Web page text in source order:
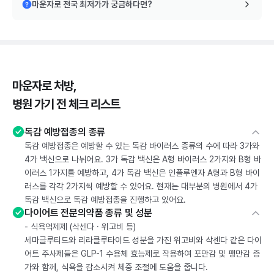
마운자로 전국 최저가가 궁금하다면?
마운자로 처방,
병원 가기 전 체크 리스트
독감 예방접종의 종류
독감 예방접종은 예방할 수 있는 독감 바이러스 종류의 수에 따라 3가와
4가 백신으로 나뉘어요. 3가 독감 백신은 A형 바이러스 2가지와 B형 바
이러스 1가지를 예방하고, 4가 독감 백신은 인플루엔자 A형과 B형 바이
러스를 각각 2가지씩 예방할 수 있어요. 현재는 대부분의 병원에서 4가
독감 백신으로 독감 예방접종을 진행하고 있어요.
다이어트 전문의약품 종류 및 성분
- 식욕억제제 (삭센다 · 위고비 등)
세마글루티드와 리라클루타이드 성분을 가진 위고비와 삭센다 같은 다이
어트 주사제들은 GLP-1 수용체 효능제로 작용하여 포만감 및 팽만감 증
가와 함께, 식욕을 감소시켜 체중 조절에 도움을 줍니다.